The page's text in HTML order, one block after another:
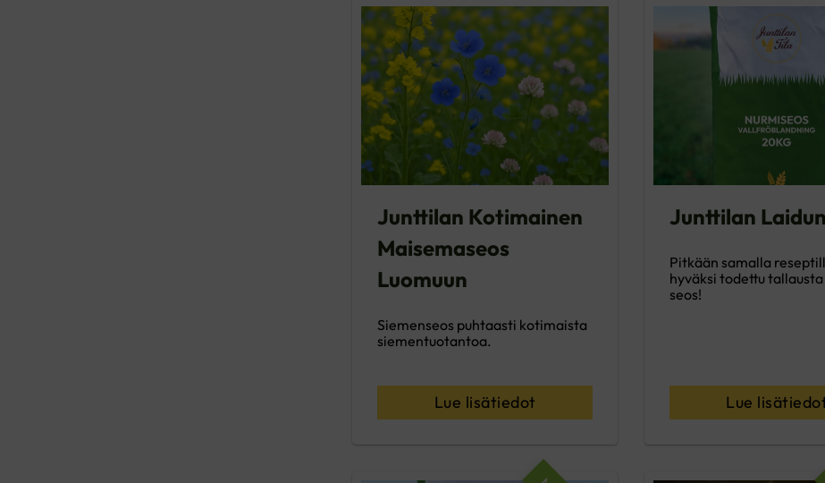
Junttilan Kotimainen
Maisemaseos
Luomuun
Siemenseos puhtaasti kotimaista
siementuotantoa.
Lue lisätiedot
Junttilan
Pitkään samalla
hyväksi todettu
seos!
Lue